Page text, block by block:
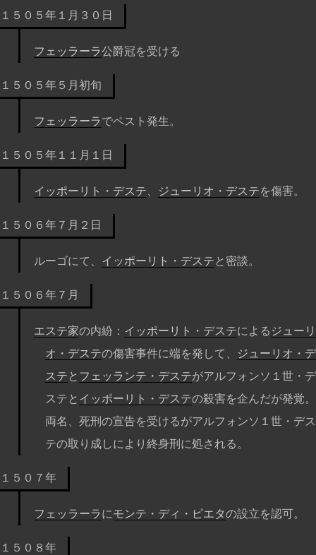
１５０５年１月３０日
フェッラーラ公爵冠を受ける
１５０５年５月初旬
フェッラーラでペスト発生。
１５０５年１１月１日
イッポーリト・デステ ジューリオ・デステを傷害。
１５０６年７月２日
ルーゴにて、 イッポーリト・デステ と密談。
１５０６年７月
エステ家の内紛： イッポーリト・デステによる ジューリ
オ・デステの傷害事件に端を発して、
ジューリオ・デ
ステ と フェッランテ・デステがアルフォンソ１世・デ
ステと イッポーリト・デステの殺害を企んだが発覚。
両名、死刑の宣告を受けるがアルフォンソ１世・デス
テの取り成しにより終身刑に処される。
１５０７年
フェッラーラにモンテ・ディ・ピエタの設立を認可。
１５０８年